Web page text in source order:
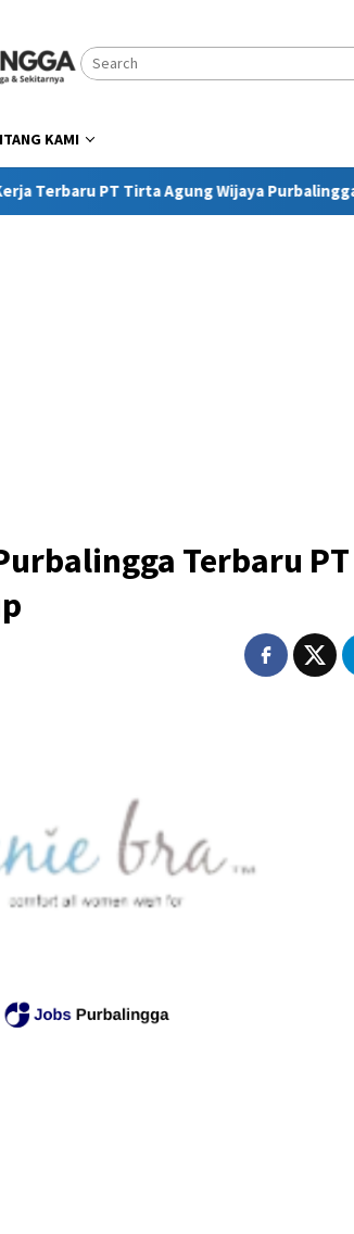
KAMI
PT Tirta Agung Wijaya Purbalingga
Terbaru PT